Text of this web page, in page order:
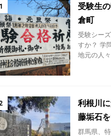
1
受験生
倉町
受験シー
すか？ 学
地元の人
利根川
藤垢石
群馬県、